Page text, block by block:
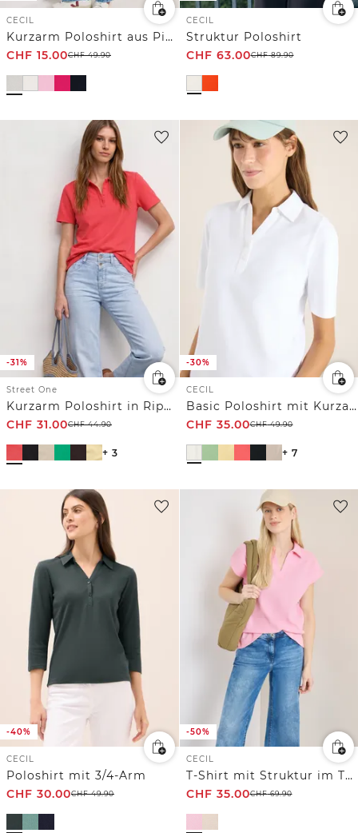
CECIL
Kurzarm Poloshirt aus Piqué Ware
CHF 15.00CHF49.90
CECIL
Struktur Poloshirt
CHF 63.00CHF89.90
-31%
Street One
Kurzarm Poloshirt in Rippstruktur
CHF 31.00CHF44.90
+ 3
-30%
CECIL
Basic Poloshirt mit Kurzarm
CHF 35.00CHF49.90
+ 7
-40%
CECIL
Poloshirt mit 3/4-Arm
CHF 30.00CHF49.90
-50%
CECIL
T-Shirt mit Struktur im Two-Tone-Look
CHF 35.00CHF69.90